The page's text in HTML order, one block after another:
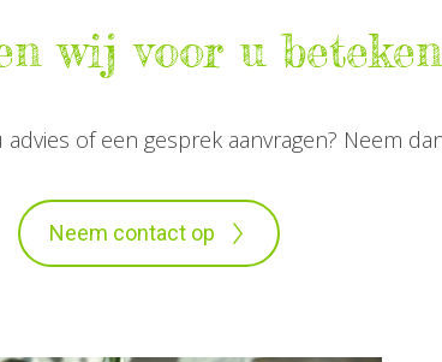
wij voor u
of een gesprek aanvragen? Neem
Neem contact op